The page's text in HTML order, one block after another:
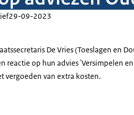
29-09-2023
De Vries (Toeslagen en
reactie op hun advies 'Versimpelen
vergoeden van extra kosten.